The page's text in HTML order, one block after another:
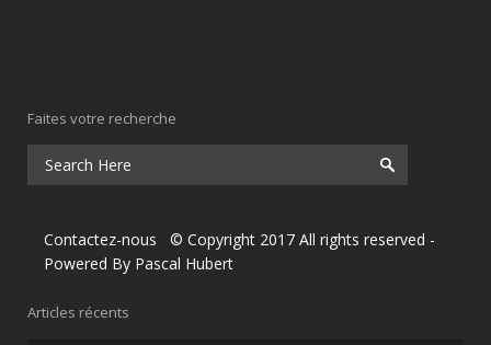
Faites votre recherche
Contactez-nous © Copyright 2017 All rights reserved -
Powered By Pascal Hubert
Articles récents